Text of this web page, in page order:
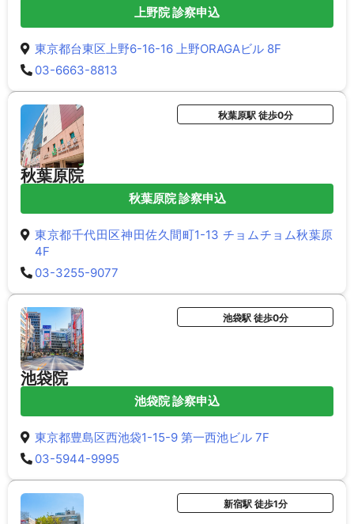
上野院 診察申込
東京都台東区上野6-16-16 上野ORAGAビル 8F
03-6663-8813
秋葉原院
秋葉原駅 徒歩0分
秋葉原院 診察申込
東京都千代田区神田佐久間町1-13 チョムチョム秋葉原
4F
03-3255-9077
池袋院
池袋駅 徒歩0分
池袋院 診察申込
東京都豊島区西池袋1-15-9 第一西池ビル 7F
03-5944-9995
新宿駅 徒歩1分